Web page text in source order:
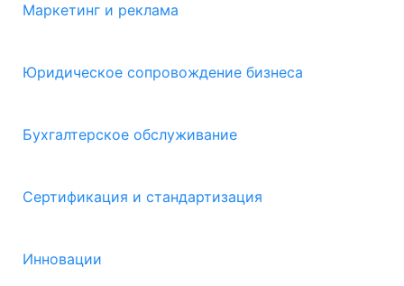
Маркетинг и реклама
Юридическое сопровождение бизнеса
Бухгалтерское обслуживание
Сертификация и стандартизация
Инновации